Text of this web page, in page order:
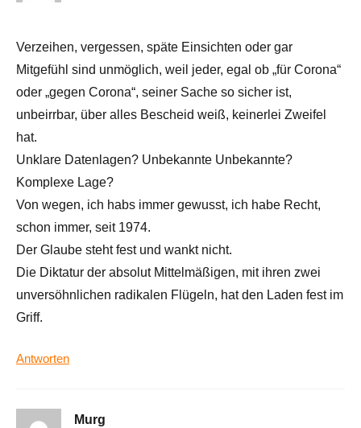
Verzeihen, vergessen, späte Einsichten oder gar
Mitgefühl sind unmöglich, weil jeder, egal ob „für Corona“
oder „gegen Corona“, seiner Sache so sicher ist,
unbeirrbar, über alles Bescheid weiß, keinerlei Zweifel
hat.
Unklare Datenlagen? Unbekannte Unbekannte?
Komplexe Lage?
Von wegen, ich habs immer gewusst, ich habe Recht,
schon immer, seit 1974.
Der Glaube steht fest und wankt nicht.
Die Diktatur der absolut Mittelmäßigen, mit ihren zwei
unversöhnlichen radikalen Flügeln, hat den Laden fest im
Griff.
Antworten
Murg